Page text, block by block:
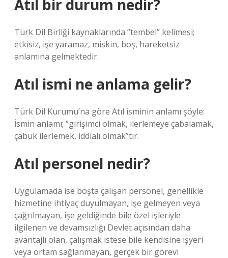
Atıl bir durum nedir?
Türk Dil Birliği kaynaklarında “tembel” kelimesi;
etkisiz, işe yaramaz, miskin, boş, hareketsiz
anlamına gelmektedir.
Atıl ismi ne anlama gelir?
Türk Dil Kurumu’na göre Atıl isminin anlamı şöyle:
İsmin anlamı; “girişimci olmak, ilerlemeye çabalamak,
çabuk ilerlemek, iddialı olmak”tır.
Atıl personel nedir?
Uygulamada ise boşta çalışan personel, genellikle
hizmetine ihtiyaç duyulmayan, işe gelmeyen veya
çağrılmayan, işe geldiğinde bile özel işleriyle
ilgilenen ve devamsızlığı Devlet açısından daha
avantajlı olan, çalışmak istese bile kendisine işyeri
veya ortam sağlanmayan, gerçek bir görevi